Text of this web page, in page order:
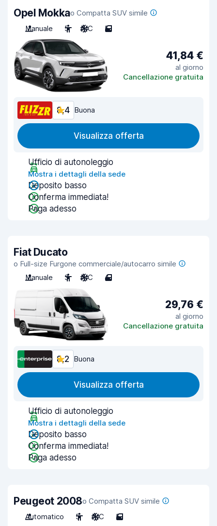
Opel Mokkao Compatta SUV simile
Manuale
5 A/C 5
41,84 €
al giorno
Cancellazione gratuita
8,4 Buona
Visualizza offerta
Ufficio di autonoleggio
Mostra i dettagli della sede
Deposito basso
Conferma immediata!
Paga adesso
Fiat Ducato
o Full-size Furgone commerciale/autocarro simile
Manuale
3 A/C 4
29,76 €
al giorno
Cancellazione gratuita
8,2 Buona
Visualizza offerta
Ufficio di autonoleggio
Mostra i dettagli della sede
Deposito basso
Conferma immediata!
Paga adesso
Peugeot 2008o Compatta SUV simile
Automatico
5 A/C 5